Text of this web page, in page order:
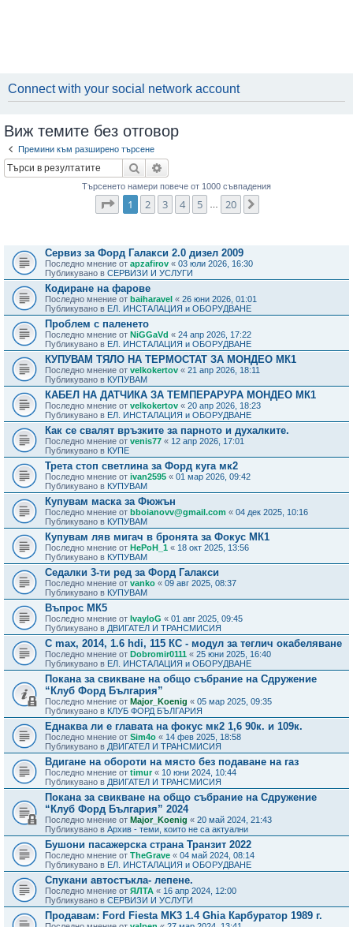
Connect with your social network account
Виж темите без отговор
Премини към разширено търсене
Търсене
Търсенето намери повече от 1000 съвпадения
Страница1 от
1 2 3 4 5 20
Сервиз за Форд Галакси 2.0 дизел 2009
Последно мнение от apzafirov « 03 юли 2026, 16:30
Публикувано в СЕРВИЗИ И УСЛУГИ
Кодиране на фарове
Последно мнение от baiharavel « 26 юни 2026, 01:01
Публикувано в ЕЛ. ИНСТАЛАЦИЯ и ОБОРУДВАНЕ
Проблем с паленето
Последно мнение от NiGGaVd « 24 апр 2026, 17:22
Публикувано в ЕЛ. ИНСТАЛАЦИЯ и ОБОРУДВАНЕ
КУПУВАМ ТЯЛО НА ТЕРМОСТАТ ЗА МОНДЕО МК1
Последно мнение от velkokertov « 21 апр 2026, 18:11
Публикувано в КУПУВАМ
КАБЕЛ НА ДАТЧИКА ЗА ТЕМПЕРАРУРА МОНДЕО МК1
Последно мнение от velkokertov « 20 апр 2026, 18:23
Публикувано в ЕЛ. ИНСТАЛАЦИЯ и ОБОРУДВАНЕ
Как се свалят връзките за парното и духалките.
Последно мнение от venis77 « 12 апр 2026, 17:01
Публикувано в КУПЕ
Трета стоп светлина за Форд куга мк2
Последно мнение от ivan2595 « 01 мар 2026, 09:42
Публикувано в КУПУВАМ
Купувам маска за Фюжън
Последно мнение от bboianovv@gmail.com « 04 дек 2025, 10:16
Публикувано в КУПУВАМ
Купувам ляв мигач в бронята за Фокус МК1
Последно мнение от HePoH_1 « 18 окт 2025, 13:56
Публикувано в КУПУВАМ
Седалки 3-ти ред за Форд Галакси
Последно мнение от vanko « 09 авг 2025, 08:37
Публикувано в КУПУВАМ
Въпрос МК5
Последно мнение от IvayloG « 01 авг 2025, 09:45
Публикувано в ДВИГАТЕЛ И ТРАНСМИСИЯ
C max, 2014, 1.6 hdi, 115 КС - модул за теглич окабеляване
Последно мнение от Dobromir0111 « 25 юни 2025, 16:40
Публикувано в ЕЛ. ИНСТАЛАЦИЯ и ОБОРУДВАНЕ
Покана за свикване на общо събрание на Сдружение
“Клуб Форд България”
Последно мнение от Major_Koenig « 05 мар 2025, 09:35
Публикувано в КЛУБ ФОРД БЪЛГАРИЯ
Еднаква ли е главата на фокус мк2 1,6 90к. и 109к.
Последно мнение от Sim4o « 14 фев 2025, 18:58
Публикувано в ДВИГАТЕЛ И ТРАНСМИСИЯ
Вдигане на обороти на място без подаване на газ
Последно мнение от timur« 10 юни 2024, 10:44
Публикувано в ДВИГАТЕЛ И ТРАНСМИСИЯ
Покана за свикване на общо събрание на Сдружение
“Клуб Форд България” 2024
Последно мнение от Major_Koenig « 20 май 2024, 21:43
Публикувано в Архив - теми, които не са актуални
Бушони пасажерска страна Транзит 2022
Последно мнение от TheGrave « 04 май 2024, 08:14
Публикувано в ЕЛ. ИНСТАЛАЦИЯ и ОБОРУДВАНЕ
Спукани автостъкла- лепене.
Последно мнение от ЯЛТА « 16 апр 2024, 12:00
Публикувано в СЕРВИЗИ И УСЛУГИ
Продавам: Ford Fiesta MK3 1.4 Ghia Карбуратор 1989 г.